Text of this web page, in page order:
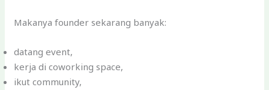
Makanya founder sekarang banyak:
datang event,
kerja di coworking space,
ikut community,